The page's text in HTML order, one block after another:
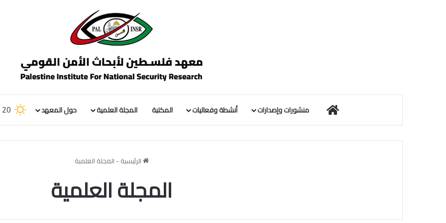
الرئيسيةمنشورات وإصدارات أنشطة وفعاليات المكتبة المجلة العلمية حول المعهد 20
الرئيسية - المجلة العلمية
المجلة العلمية